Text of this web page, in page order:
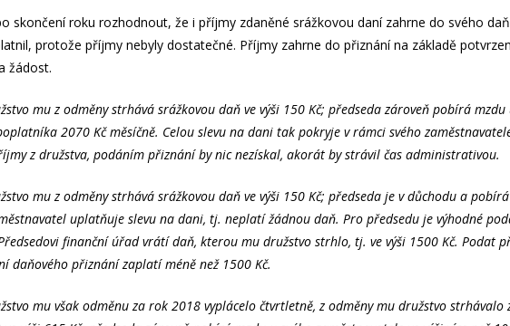
skončení roku rozhodnout, že i příjmy zdaněné srážkovou daní zahrne do svého
protože příjmy nebyly dostatečné. Příjmy zahrne do přiznání na základě
žádost.
mu z odměny strhává srážkovou daň ve výši 150 Kč; předseda zároveň pobírá mzdu
2070 Kč měsíčně. Celou slevu na dani tak pokryje v rámci svého
z družstva, podáním přiznání by nic nezískal, akorát by strávil čas administrativou.
mu z odměny strhává srážkovou daň ve výši 150 Kč; předseda je v důchodu a
uplatňuje slevu na dani, tj. neplatí žádnou daň. Pro předsedu je výhodné
finanční úřad vrátí daň, kterou mu družstvo strhlo, tj. ve výši 1500 Kč. Podat
daňového přiznání zaplatí méně než 1500 Kč.
mu však odměnu za rok 2018 vyplácelo čtvrtletně, z odměny mu družstvo